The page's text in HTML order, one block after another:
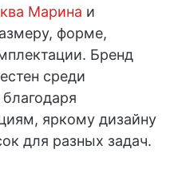
Марина и
форме,
Бренд
среди
яркому дизайну
для разных задач.